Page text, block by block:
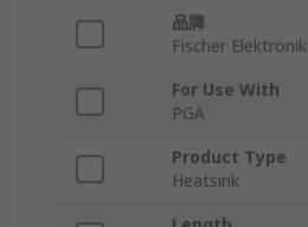
品牌
Fischer Elektronik
For Use With
PGA
Product Type
Heatsink